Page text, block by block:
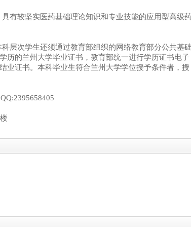
有较坚实医药基础理论知识和专业技能的应用型高级
层次学生还须通过教育部组织的网络教育部分公共基
历的兰州大学毕业证书，教育部统一进行学历证书电子
业证书。本科毕业生符合兰州大学学位授予条件者，授
QQ:2395658405
楼